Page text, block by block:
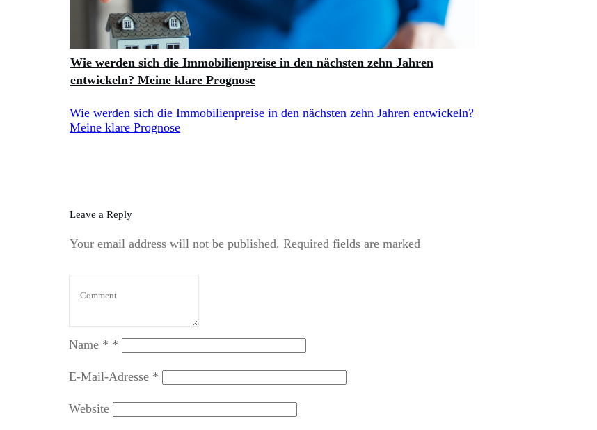
Wie werden sich die Immobilienpreise in den nächsten zehn Jahren
entwickeln? Meine klare Prognose
Wie werden sich die Immobilienpreise in den nächsten zehn Jahren entwickeln?
Meine klare Prognose
Leave a Reply
Your email address will not be published. Required fields are marked
Name * *
E-Mail-Adresse *
Website